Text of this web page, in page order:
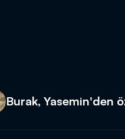
Burak, Yasemin'den